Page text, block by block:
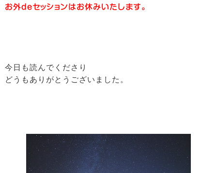
お外deセッションはお休みいたします。
今日も読んでくださり
どうもありがとうございました。